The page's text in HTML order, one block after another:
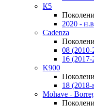
К5
2020 -
Cadenza
08 (2010-
16 (2017-
K900
18 (2018-
Mohave -